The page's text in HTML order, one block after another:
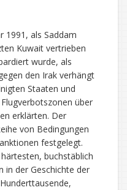
1991, als Saddam
Kuwait vertrieben
wurde, als
den Irak verhängt
Staaten und
über
erklärten. Der
von Bedingungen
festgelegt.
buchstäblich
in der Geschichte der